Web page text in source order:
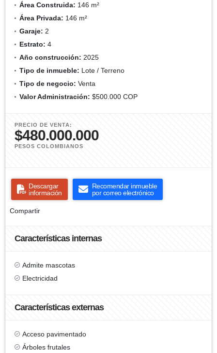
Área Construida: 146 m²
Área Privada: 146 m²
Garaje: 2
Estrato: 4
Año construcción: 2025
Tipo de inmueble: Lote / Terreno
Tipo de negocio: Venta
Valor Administración: $500.000 COP
PRECIO DE VENTA:
$480.000.000
PESOS COLOMBIANOS
Descargar
información
Recomendar inmueble
por correo electrónico
Compartir
Características internas
Admite mascotas
Electricidad
Características externas
Acceso pavimentado
Árboles frutales